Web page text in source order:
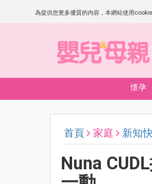
為提供您更多優質的內容，本網站使用
懷孕
首頁 家庭 新知
Nuna